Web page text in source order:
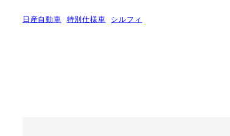
日産自動車 特別仕様車 シルフィ